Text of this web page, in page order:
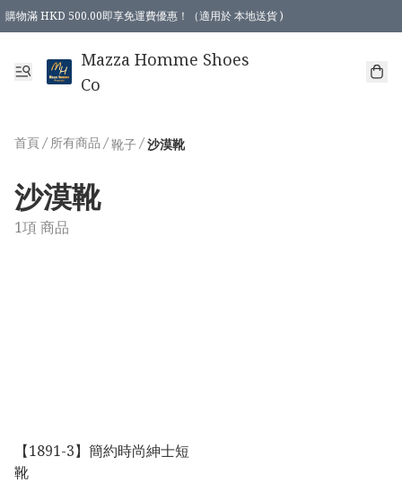
購物滿 HKD 500.00即享免運費優惠！（適用於 本地送貨 )
Mazza Homme Shoes
Co
首頁 / 所有商品 / 靴子 / 沙漠靴
沙漠靴
1項 商品
【1891-3】簡約時尚紳士短
靴